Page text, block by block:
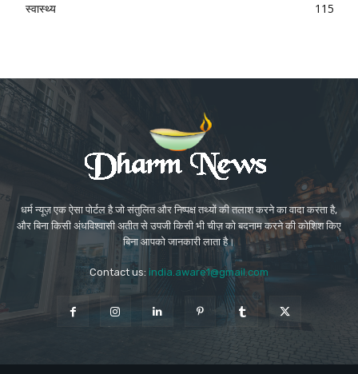
स्वास्थ्य
115
धर्म न्यूज़ एक ऐसा पोर्टल है जो संतुलित और निष्पक्ष तथ्यों की तलाश करने का वादा करता है,
और बिना किसी अंधविश्वासी अतीत से उपजी किसी भी चीज़ को बदनाम करने की कोशिश किए
बिना आपको जानकारी लाता है।
Contact us: india.aware1@gmail.com